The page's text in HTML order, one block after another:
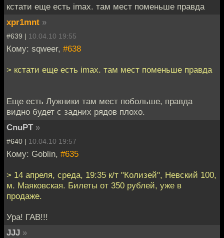
кстати еще есть imax. там мест поменьше правда
xpr1mnt »
#639 | 10.04.10 19:55
Кому: sqweer, #638
> кстати еще есть imax. там мест поменьше правда
Еще есть Лужники там мест побольше, правда
видно будет с задних рядов плохо.
CnuPT »
#640 | 10.04.10 19:57
Кому: Goblin, #635
> 14 апреля, среда, 19:35 к/т "Колизей", Невский 100,
м. Маяковская. Билеты от 350 рублей, уже в
продаже.
Ура! ГАВ!!!
JJJ »